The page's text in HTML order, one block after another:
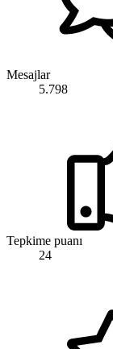
Mesajlar
5.798
Tepkime puanı
24